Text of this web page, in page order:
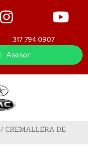
317 794 0907
Asesor
/ CREMALLERA DE